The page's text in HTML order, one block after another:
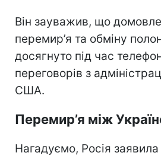
Він зауважив, що
перемир’я та обміну
досягнуто під час
переговорів з
США.
Перемир’я між
Нагадуємо, Росія